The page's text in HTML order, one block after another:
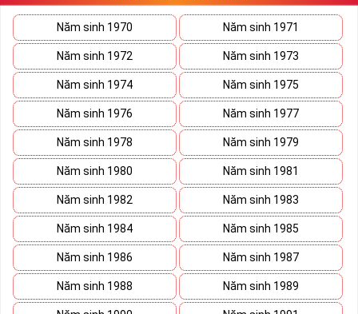
Năm sinh 1970 Năm sinh 1971
Năm sinh 1972 Năm sinh 1973
Năm sinh 1974 Năm sinh 1975
Năm sinh 1976 Năm sinh 1977
Năm sinh 1978 Năm sinh 1979
Năm sinh 1980 Năm sinh 1981
Năm sinh 1982 Năm sinh 1983
Năm sinh 1984 Năm sinh 1985
Năm sinh 1986 Năm sinh 1987
Năm sinh 1988 Năm sinh 1989